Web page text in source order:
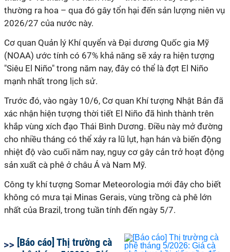
thường ra hoa – qua đó gây tổn hại đến sản lượng niên vụ
2026/27 của nước này.
Cơ quan Quản lý Khí quyển và Đại dương Quốc gia Mỹ
(NOAA) ước tính có 67% khả năng sẽ xảy ra hiện tượng
"Siêu El Niño" trong năm nay, đây có thể là đợt El Niño
mạnh nhất trong lịch sử.
Trước đó, vào ngày 10/6, Cơ quan Khí tượng Nhật Bản đã
xác nhận hiện tượng thời tiết El Niño đã hình thành trên
khắp vùng xích đạo Thái Bình Dương. Điều này mở đường
cho nhiều tháng có thể xảy ra lũ lụt, hạn hán và biến động
nhiệt độ vào cuối năm nay, nguy cơ gây cản trở hoạt động
sản xuất cà phê ở châu Á và Nam Mỹ.
Công ty khí tượng Somar Meteorologia mới đây cho biết
không có mưa tại Minas Gerais, vùng trồng cà phê lớn
nhất của Brazil, trong tuần tính đến ngày 5/7.
[Báo cáo] Thị trường cà